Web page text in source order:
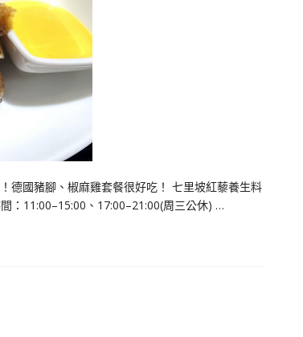
德國豬腳、椒麻雞套餐很好吃！ 七里坡紅藜養生料
：11:00–15:00、17:00–21:00(周三公休) …